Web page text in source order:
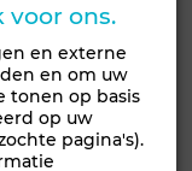
voor ons.
en externe
en om uw
tonen op basis
op uw
pagina's).